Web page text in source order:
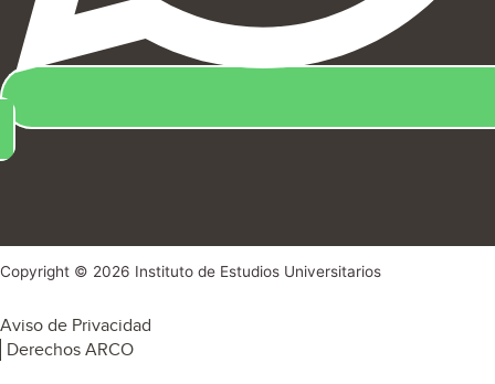
Copyright © 2026 Instituto de Estudios Universitarios
Aviso de Privacidad
Derechos ARCO